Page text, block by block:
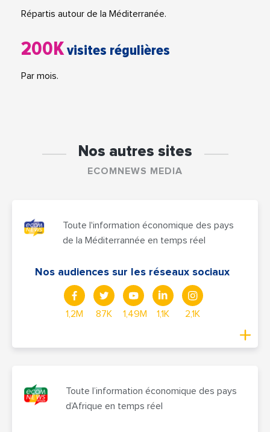
Répartis autour de la Méditerranée.
200Kvisites régulières
Par mois.
Nos autres sites
ECOMNEWS MEDIA
Toute l'information économique des pays
de la Méditerrannée en temps réel
Nos audiences sur les réseaux sociaux
1,2M 87K 1,49M 1,1K 2,1K
Toute l’information économique des pays
d’Afrique en temps réel